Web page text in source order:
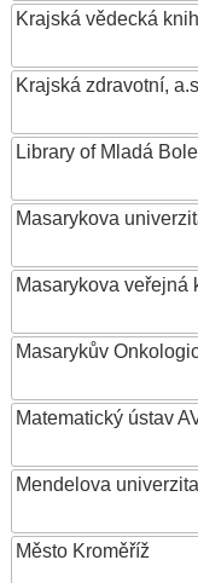
Krajská vědecká
Krajská zdravotní,
Library of Mladá
Masarykova
Masarykova veřejná
Masarykův
Matematický ústav
Mendelova
Město Kroměříž